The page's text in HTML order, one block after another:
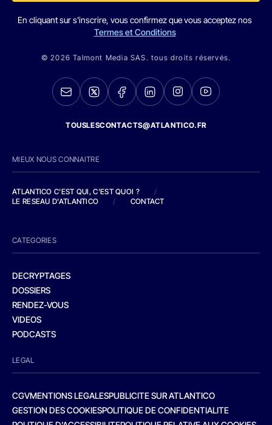
En cliquant sur s'inscrire, vous confirmez que vous acceptez nos
Termes et Conditions
© 2026 Talmont Media SAS. tous droits réservés.
TOUSLESCONTACTS@ATLANTICO.FR
MIEUX NOUS CONNAITRE
ATLANTICO C'EST QUI, C'EST QUOI ?
/
LE RESEAU D'ATLANTICO
/ CONTACT
CATEGORIES
DECRYPTAGES
DOSSIERS
RENDEZ-VOUS
VIDEOS
PODCASTS
LEGAL
CGVMENTIONS LEGALESPUBLICITE SUR ATLANTICO
GESTION DES COOKIESPOLITIQUE DE CONFIDENTIALITE